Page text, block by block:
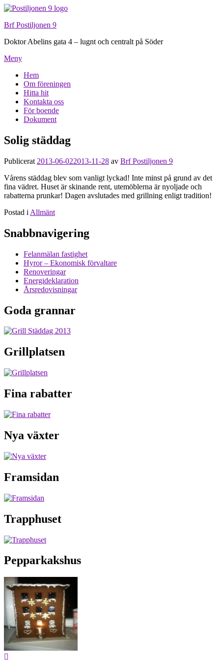
Hoppa
innehåll
Brf Postiljonen 9
Doktor Abelins gata 4 – lugnt och centralt på Söder
Meny
Hem
Om föreningen
Hitta hit
Kontakta oss
För boende
Dokument
Solig städdag
Publicerat 2013-06-022013-11-28 av Brf Postiljonen 9
Vårens städdag blev som vanligt lyckad! Inte minst på grund av det
fina vädret. Huset är skinande rent, utemöblerna är nyoljade och
rabatterna prunkar! Dagen avslutades med grillning enligt tradition!
Postad i Allmänt
Snabbnavigering
Felanmälan fastighet
Hyror – Ekonomisk förvaltare
Renoveringar
Energideklaration
Årsredovisningar
Goda grannar
Grillplatsen
Fina rabatter
Nya växter
Framsidan
Trapphuset
Pepparkakshus